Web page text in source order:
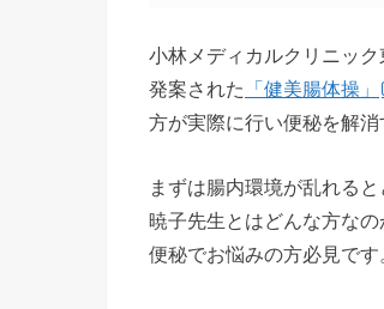
小林メディカルクリニッ
発案された
「健美腸体操」
方が実際に行い便秘を解
まずは腸内環境が乱れる
暁子先生とはどんな方な
便秘でお悩みの方必見です